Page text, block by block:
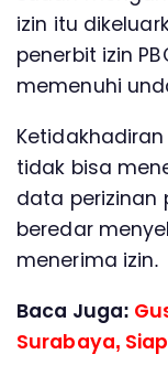
izin itu
penerbit izin
memenuhi
Ketidakhadiran
tidak bisa
data perizinan
beredar
menerima izin.
Baca Juga:
Surabaya,